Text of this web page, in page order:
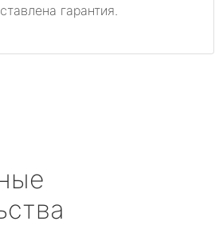
гарантия.